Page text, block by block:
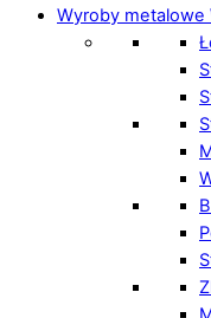
Wyroby metalowe